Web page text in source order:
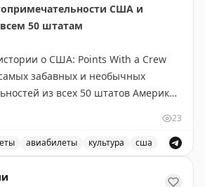
США и
50 штатам
о США: Points With a Crew
забавных и необычных
из всех 50 штатов Америки.
мустанга у аэропорта Денвера
в Кентукки.
23
авиабилеты культура сша